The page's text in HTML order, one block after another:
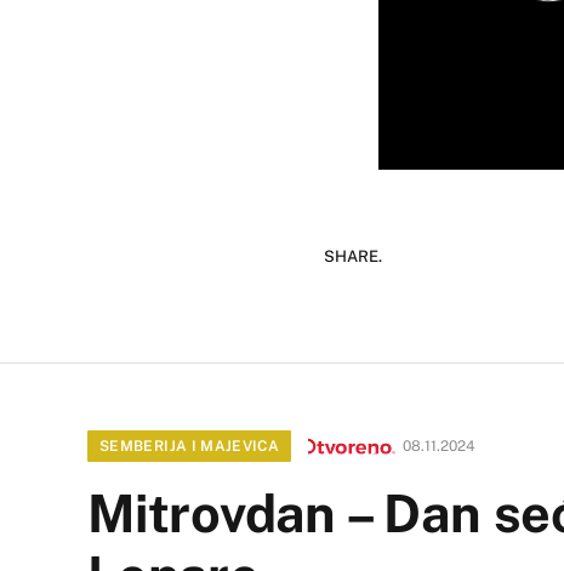
SHARE.
SEMBERIJA I MAJEVICA 08.11.2024
Mitrovdan – Dan